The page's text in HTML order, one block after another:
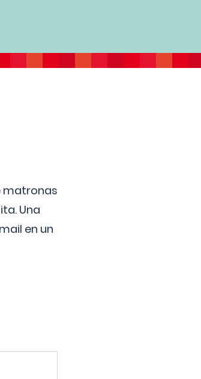
matronas
Una
en un